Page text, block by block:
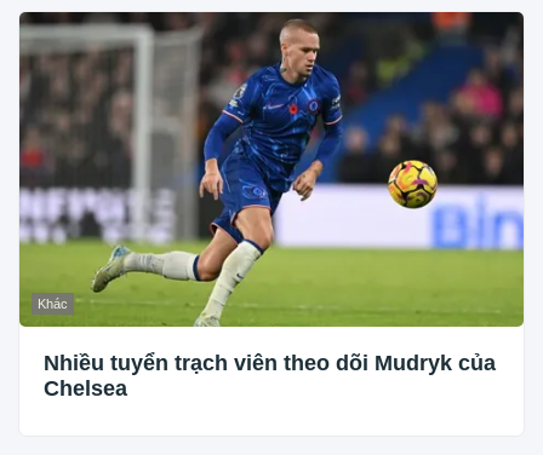
Khác
Nhiều tuyển trạch viên theo dõi Mudryk của
Chelsea